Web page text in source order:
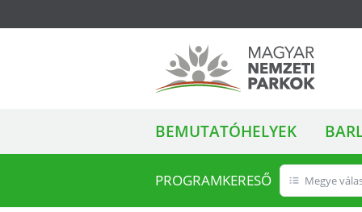
Magyar Nemzeti
Parkok
ALMENÜ
BEMUTATÓHELYEK
PROGRAMKERESŐ Megye